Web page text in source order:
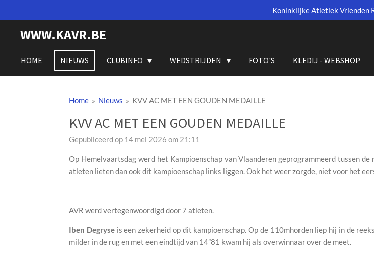
direct
hoofdinhoud
Koninklijke Atletiek Vrienden
WWW.KAVR.BE
HOME NIEUWS CLUBINFO WEDSTRIJDEN FOTO'S KLEDIJ - WEBSHOP
Home » Nieuws » KVV AC MET EEN GOUDEN MEDAILLE
KVV AC MET EEN GOUDEN MEDAILLE
Gepubliceerd op 14 mei 2026 om 21:11
Op Hemelvaartsdag werd het Kampioenschap van Vlaanderen geprogrammeerd tussen
atleten lieten dan ook dit kampioenschap links liggen. Ook het weer zorgde, niet voor het
AVR werd vertegenwoordigd door 7 atleten.
Iben Degryseis een zekerheid op dit kampioenschap. Op de 110mhorden liep hij in de
milder in de rug en met een eindtijd van 14”81 kwam hij als overwinnaar over de meet.